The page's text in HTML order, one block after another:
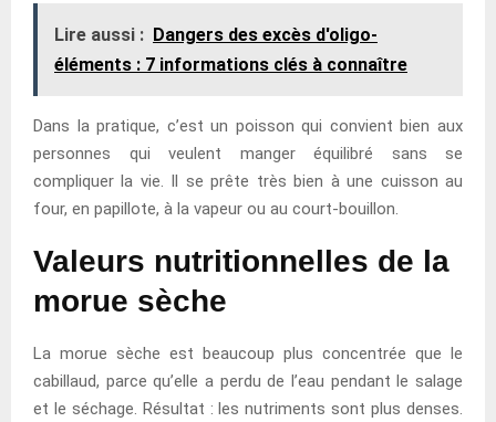
Lire aussi : Dangers des excès d'oligo-
éléments : 7 informations clés à connaître
Dans la pratique, c’est un poisson qui convient bien aux
personnes qui veulent manger équilibré sans se
compliquer la vie. Il se prête très bien à une cuisson au
four, en papillote, à la vapeur ou au court-bouillon.
Valeurs nutritionnelles de la
morue sèche
La morue sèche est beaucoup plus concentrée que le
cabillaud, parce qu’elle a perdu de l’eau pendant le salage
et le séchage. Résultat : les nutriments sont plus denses.